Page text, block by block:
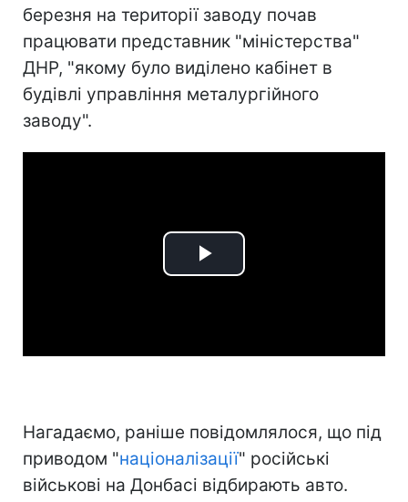
березня на території заводу почав
працювати представник "міністерства"
ДНР, "якому було виділено кабінет в
будівлі управління металургійного
заводу".
Play
Нагадаємо, раніше повідомлялося, що під
приводом "націоналізації" російські
військові на Донбасі відбирають авто.